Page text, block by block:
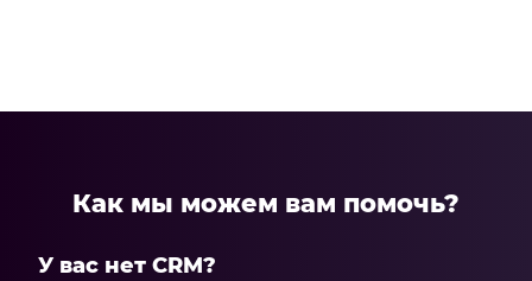
Как мы можем вам помочь?
У вас нет CRM?